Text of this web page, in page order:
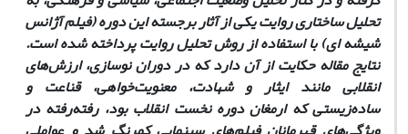
تحلیل ساختاری روایت یکی از آثار برجسته این دوره (فیلم آژانس
شیشه ‎ای) با استفاده از روش تحلیل روایت پرداخته شده است.
نتایج مقاله حکایت از آن دارد که در دوران نوسازی، ارزش‌های
انقلابی مانند ایثار و شهادت، معنویت‌خواهی، قناعت و
ساده‌زیستی که ارمغان دوره نخست انقلاب بود، رفته‌رفته در